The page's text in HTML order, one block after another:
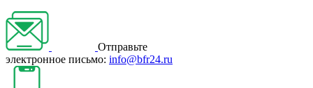
Отправьте
электронное письмо: info@bfr24.ru